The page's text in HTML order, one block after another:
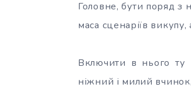
Головне, бути поряд з
маса сценаріїв
Включити в нього ту
ніжний і милий